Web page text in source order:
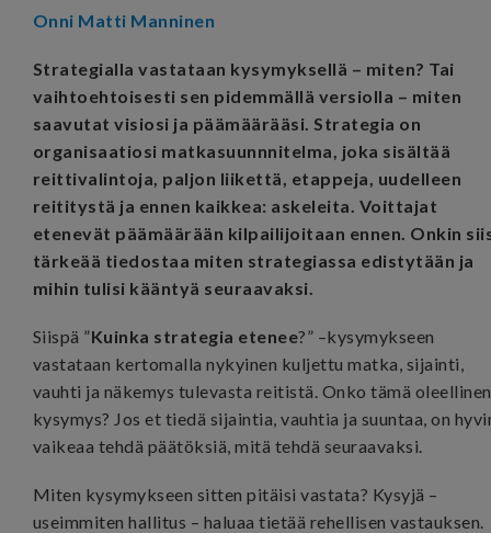
Onni Matti Manninen
Strategialla vastataan kysymyksellä – miten? Tai
vaihtoehtoisesti sen pidemmällä versiolla – miten
saavutat visiosi ja päämäärääsi. Strategia on
organisaatiosi matkasuunnnitelma, joka sisältää
reittivalintoja, paljon liikettä, etappeja, uudelleen
reititystä ja ennen kaikkea: askeleita. Voittajat
etenevät päämäärään kilpailijoitaan ennen. Onkin
tärkeää tiedostaa miten strategiassa edistytään ja
mihin tulisi kääntyä seuraavaksi.
Siispä ”Kuinka strategia etenee?” –kysymykseen
vastataan kertomalla nykyinen kuljettu matka, sijainti,
vauhti ja näkemys tulevasta reitistä. Onko tämä oleellinen
kysymys? Jos et tiedä sijaintia, vauhtia ja suuntaa, on
vaikeaa tehdä päätöksiä, mitä tehdä seuraavaksi.
Miten kysymykseen sitten pitäisi vastata? Kysyjä –
useimmiten hallitus – haluaa tietää rehellisen vastauksen.